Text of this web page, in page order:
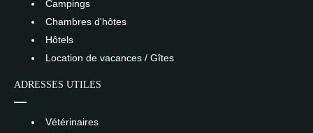
Campings
Chambres d'hôtes
Hôtels
Location de vacances / Gîtes
ADRESSES UTILES
Vétérinaires